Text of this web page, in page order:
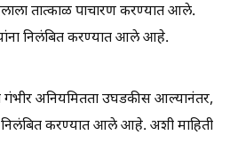
तात्काळ पाचारण करण्यात आले.
निलंबित करण्यात आले आहे.
गंभीर अनियमितता उघडकीस आल्यानंतर,
निलंबित करण्यात आले आहे. अशी माहिती